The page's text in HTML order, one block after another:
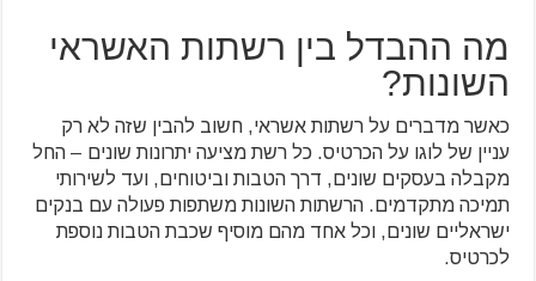
מה ההבדל בין רשתות האשראי
השונות?
כאשר מדברים על רשתות אשראי, חשוב להבין שזה לא רק
עניין של לוגו על הכרטיס. כל רשת מציעה יתרונות שונים – החל
מקבלה בעסקים שונים, דרך הטבות וביטוחים, ועד לשירותי
תמיכה מתקדמים. הרשתות השונות משתפות פעולה עם בנקים
ישראליים שונים, וכל אחד מהם מוסיף שכבת הטבות נוספת
לכרטיס.